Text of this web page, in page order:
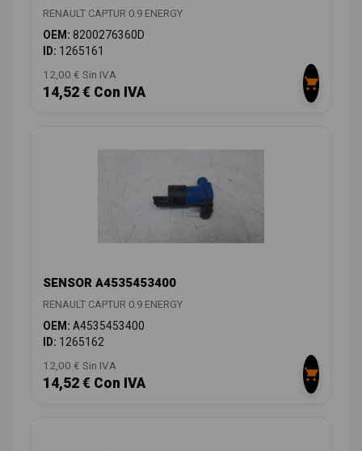
RENAULT CAPTUR 0.9 ENERGY
OEM: 8200276360D
ID: 1265161
12,00 € Sin IVA
14,52 € Con IVA
SENSOR A4535453400
RENAULT CAPTUR 0.9 ENERGY
OEM: A4535453400
ID: 1265162
12,00 € Sin IVA
14,52 € Con IVA